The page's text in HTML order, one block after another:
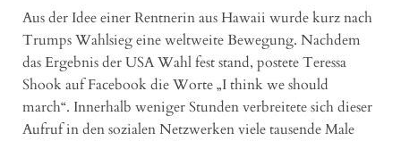
Aus der Idee einer Rentnerin aus Hawaii wurde kurz nach
Trumps Wahlsieg eine weltweite Bewegung. Nachdem
das Ergebnis der USA Wahl fest stand, postete Teressa
Shook auf Facebook die Worte „I think we should
march“. Innerhalb weniger Stunden verbreitete sich dieser
Aufruf in den sozialen Netzwerken viele tausende Male